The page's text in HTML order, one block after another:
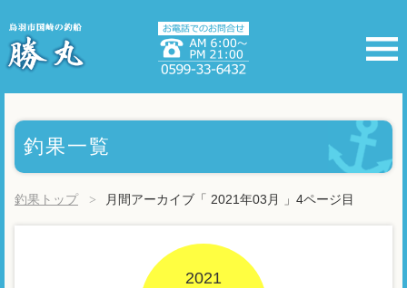
釣果一覧
釣果トップ 月間アーカイブ「 2021年03月 」4ページ目
2021